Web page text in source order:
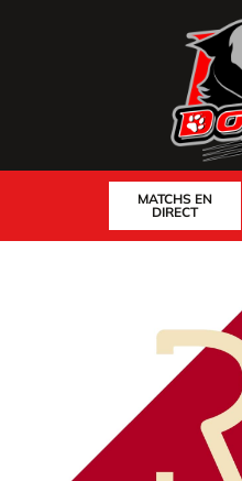
MATCHS EN
DIRECT